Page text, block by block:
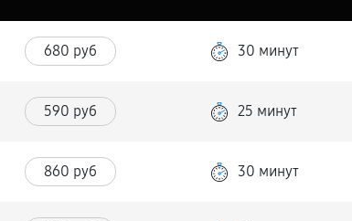
680 руб 30 минут
590 руб 25 минут
860 руб 30 минут